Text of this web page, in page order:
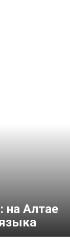
на Алтае